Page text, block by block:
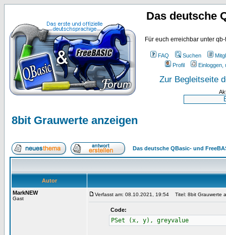
Das deutsche
Für euch erreichbar unter
FAQ Suchen
Profil
Einloggen,
Zur Begleitseite
8bit Grauwerte anzeigen
Das deutsche QBasic- und
Autor
MarkNEW
Gast
Verfasst am: 08.10.2021, 19:54 Titel: 8bit Grauwerte
Code:
PSet (x, y), greyvalue